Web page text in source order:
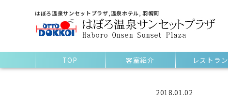
はぼろ温泉サンセットプラザ,温泉ホテル, 羽幌町
TOP 客室紹介 レストラン
2018.01.02